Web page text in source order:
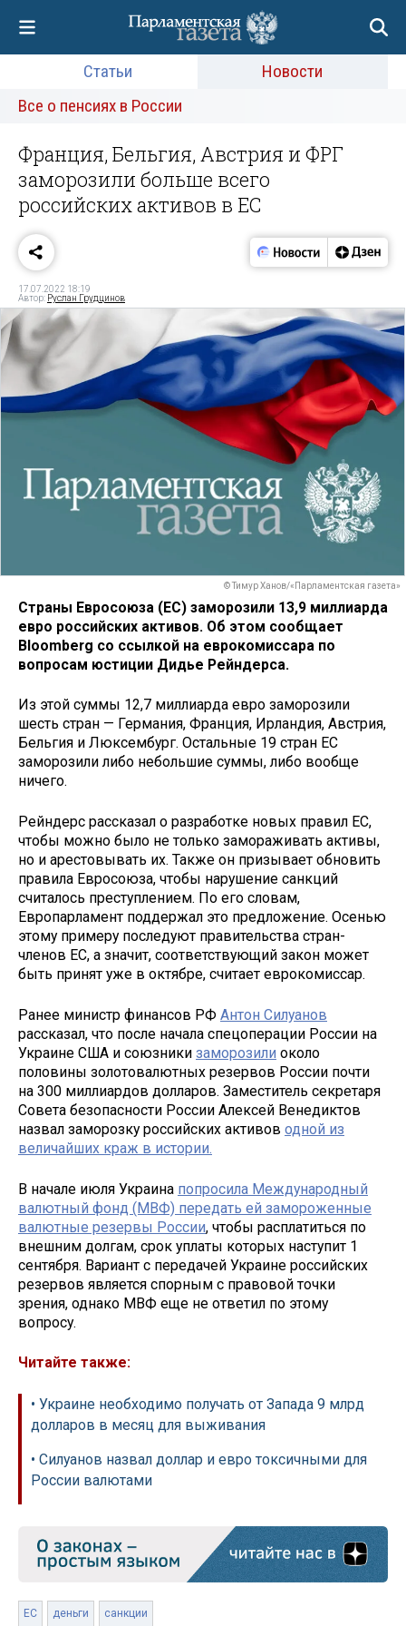
Статьи
Новости
Все о пенсиях в России
Франция, Бельгия, Австрия и ФРГ
заморозили больше всего
российских активов в ЕС
17.07.2022 18:19
Автор: Руслан Грудцинов
© Тимур Ханов/«Парламентская газета»
Страны Евросоюза (ЕС) заморозили 13,9 миллиарда
евро российских активов. Об этом сообщает
Bloomberg со ссылкой на еврокомиссара по
вопросам юстиции Дидье Рейндерса.
Из этой суммы 12,7 миллиарда евро заморозили
шесть стран — Германия, Франция, Ирландия, Австрия,
Бельгия и Люксембург. Остальные 19 стран ЕС
заморозили либо небольшие суммы, либо вообще
ничего.
Рейндерс рассказал о разработке новых правил ЕС,
чтобы можно было не только замораживать активы,
но и арестовывать их. Также он призывает обновить
правила Евросоюза, чтобы нарушение санкций
считалось преступлением. По его словам,
Европарламент поддержал это предложение. Осенью
этому примеру последуют правительства стран-
членов ЕС, а значит, соответствующий закон может
быть принят уже в октябре, считает еврокомиссар.
Ранее министр финансов РФ Антон Силуанов
рассказал, что после начала спецоперации России на
Украине США и союзники заморозили около
половины золотовалютных резервов России почти
на 300 миллиардов долларов. Заместитель секретаря
Совета безопасности России Алексей Венедиктов
назвал заморозку российских активов одной из
величайших краж в истории.
В начале июля Украина попросила Международный
валютный фонд (МВФ) передать ей замороженные
валютные резервы России, чтобы расплатиться по
внешним долгам, срок уплаты которых наступит 1
сентября. Вариант с передачей Украине российских
резервов является спорным с правовой точки
зрения, однако МВФ еще не ответил по этому
вопросу.
Читайте также:
• Украине необходимо получать от Запада 9 млрд
долларов в месяц для выживания
• Силуанов назвал доллар и евро токсичными для
России валютами
ЕС деньги санкции